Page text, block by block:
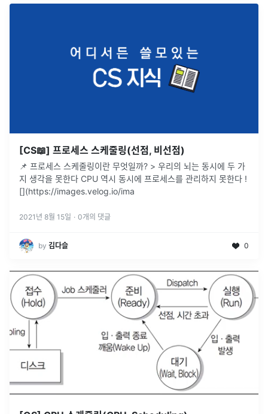
[CS📖] 프로세스 스케줄링(선점, 비선점)
📌 프로세스 스케줄링이란 무엇일까? > 우리의 뇌는 동시에 두 가
지 생각을 못한다 CPU 역시 동시에 프로세스를 관리하지 못한다 !
[](https://images.velog.io/ima
2021년 8월 15일 · 0개의 댓글
by 김다슬 0